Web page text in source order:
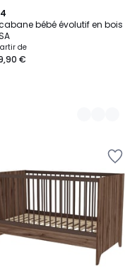
bébé évolutif en bois
de
€